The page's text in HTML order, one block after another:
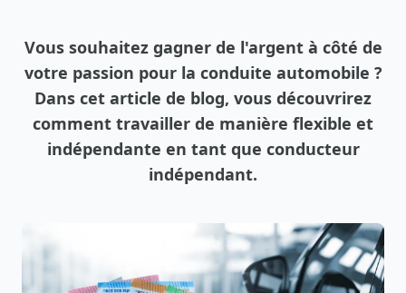
Vous souhaitez gagner de l'argent à côté de
votre passion pour la conduite automobile ?
Dans cet article de blog, vous découvrirez
comment travailler de manière flexible et
indépendante en tant que conducteur
indépendant.